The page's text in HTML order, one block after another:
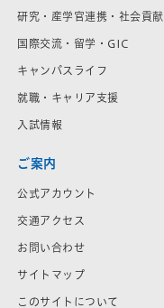
研究・産学官連携・社会貢献
国際交流・留学・GIC
キャンパスライフ
就職・キャリア支援
入試情報
ご案内
公式アカウント
交通アクセス
お問い合わせ
サイトマップ
このサイトについて